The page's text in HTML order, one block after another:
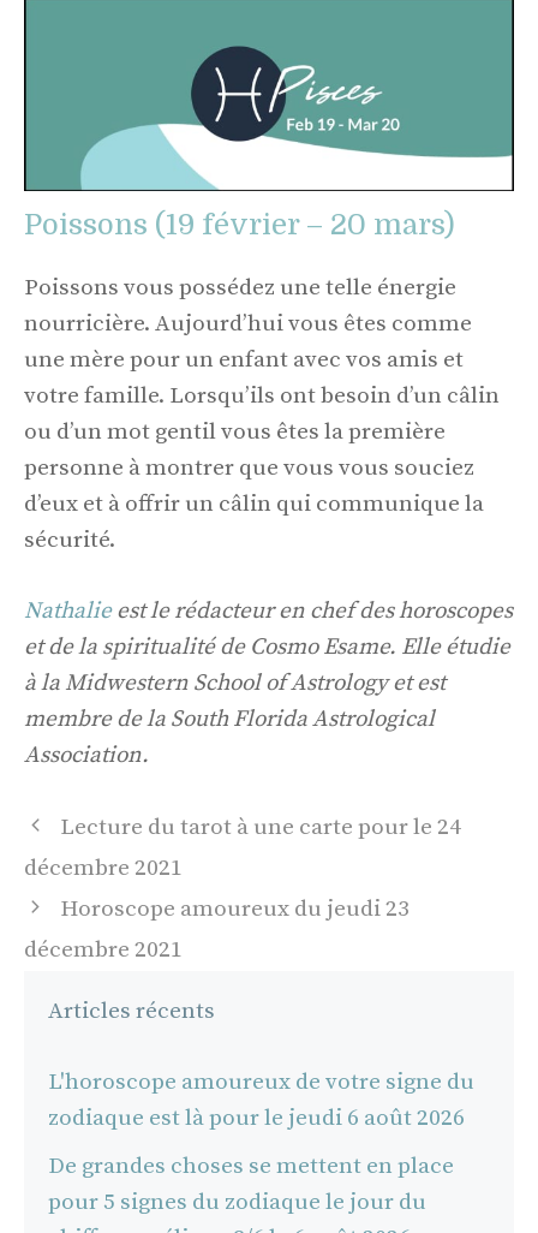
Poissons (19 février – 20 mars)
Poissons vous possédez une telle énergie
nourricière. Aujourd’hui vous êtes comme
une mère pour un enfant avec vos amis et
votre famille. Lorsqu’ils ont besoin d’un câlin
ou d’un mot gentil vous êtes la première
personne à montrer que vous vous souciez
d’eux et à offrir un câlin qui communique la
sécurité.
Nathalieest le rédacteur en chef des horoscopes
et de la spiritualité de Cosmo Esame. Elle étudie
à la Midwestern School of Astrology et est
membre de la South Florida Astrological
Association.
Navigation
des
Lecture du tarot à une carte pour le 24
décembre 2021
Horoscope amoureux du jeudi 23
décembre 2021
Articles récents
L'horoscope amoureux de votre signe du
zodiaque est là pour le jeudi 6 août 2026
De grandes choses se mettent en place
pour 5 signes du zodiaque le jour du